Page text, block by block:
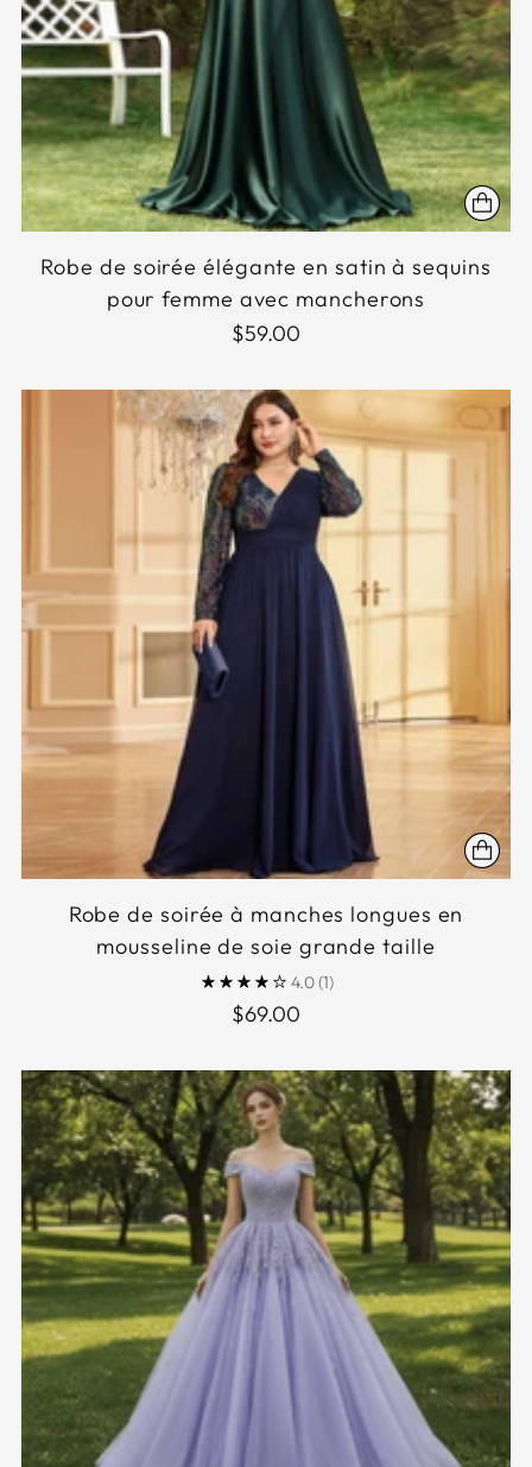
Robe de soirée élégante en satin à sequins
pour femme avec mancherons
$59.00
Robe de soirée à manches longues en
mousseline de soie grande taille
4.0(1)
$69.00